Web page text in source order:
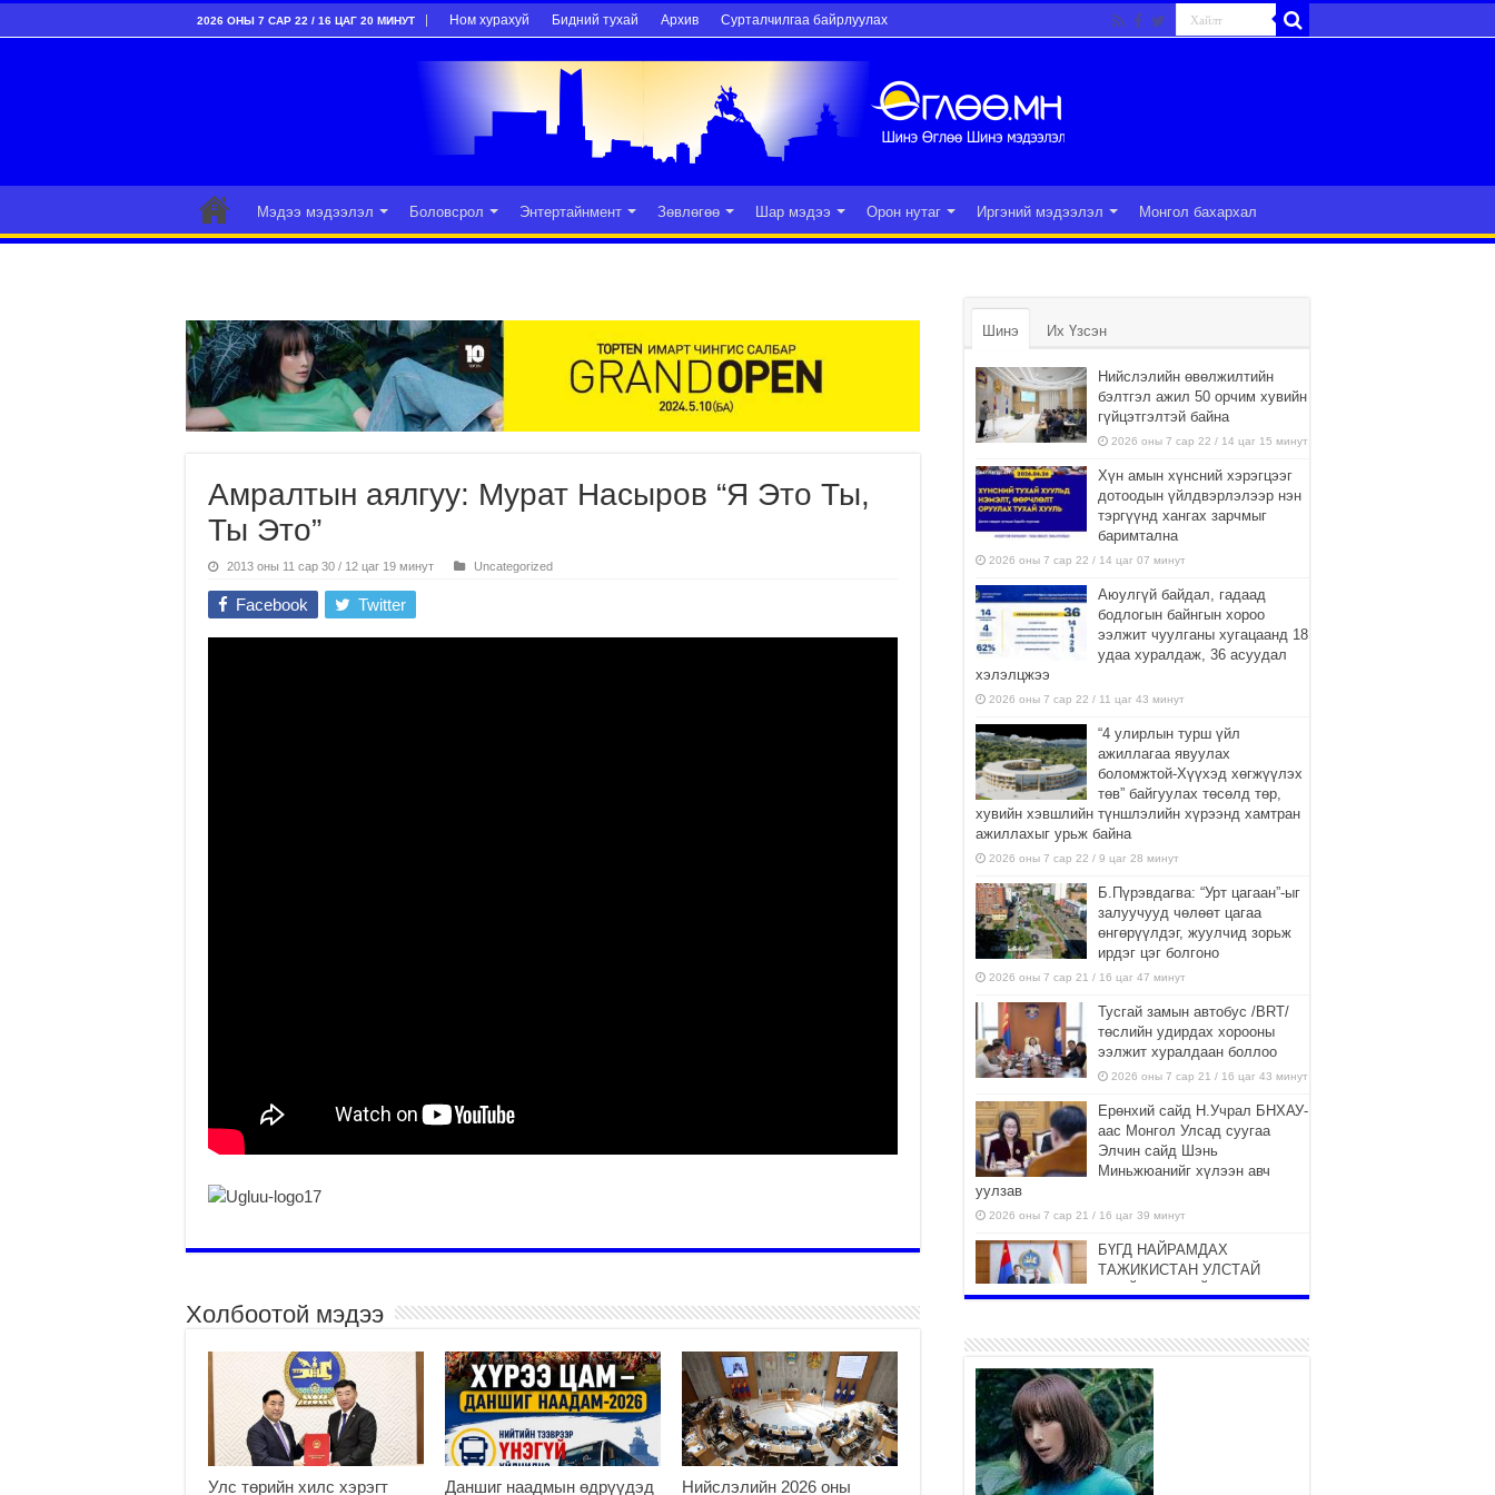
2026 ОНЫ 7 САР 22 / 16 ЦАГ 20 МИНУТ Ном хурахуй Бидний тухай Архив Сурталчилгаа байрлуулах
Мэдээ мэдээлэл Боловсрол Энтертайнмент Зөвлөгөө Шар мэдээ Орон нутаг Иргэний мэдээлэл Монгол бахархал
Амралтын аялгуу: Мурат Насыров “Я Это Ты,
Ты Это”
2013 оны 11 сар 30 / 12 цаг 19 минут Uncategorized
Facebook Twitter
Холбоотой мэдээ
Улс төрийн хилс хэрэгт
Даншиг наадмын өдрүүдэд
Нийслэлийн 2026 оны
Шинэ Их Үзсэн
Нийслэлийн өвөлжилтийн
бэлтгэл ажил 50 орчим хувийн
гүйцэтгэлтэй байна
2026 оны 7 сар 22 / 14 цаг 15 минут
Хүн амын хүнсний хэрэгцээг
дотоодын үйлдвэрлэлээр нэн
тэргүүнд хангах зарчмыг
баримтална
2026 оны 7 сар 22 / 14 цаг 07 минут
Аюулгүй байдал, гадаад
бодлогын байнгын хороо
ээлжит чуулганы хугацаанд 18
удаа хуралдаж, 36 асуудал
хэлэлцжээ
2026 оны 7 сар 22 / 11 цаг 43 минут
“4 улирлын турш үйл
ажиллагаа явуулах
боломжтой-Хүүхэд хөгжүүлэх
төв” байгуулах төсөлд төр,
хувийн хэвшлийн түншлэлийн хүрээнд хамтран
ажиллахыг урьж байна
2026 оны 7 сар 22 / 9 цаг 28 минут
Б.Пүрэвдагва: “Урт цагаан”-ыг
залуучууд чөлөөт цагаа
өнгөрүүлдэг, жуулчид зорьж
ирдэг цэг болгоно
2026 оны 7 сар 21 / 16 цаг 47 минут
Тусгай замын автобус /BRT/
төслийн удирдах хорооны
ээлжит хуралдаан боллоо
2026 оны 7 сар 21 / 16 цаг 43 минут
Ерөнхий сайд Н.Учрал БНХАУ-
аас Монгол Улсад суугаа
Элчин сайд Шэнь
Миньжюанийг хүлээн авч
уулзав
2026 оны 7 сар 21 / 16 цаг 39 минут
БҮГД НАЙРАМДАХ
ТАЖИКИСТАН УЛСТАЙ
26,992 суралцагч хотхоны бага
сургуульд, 8100 суралцагч
төрөлжсөн ахлах сургуульд
суралцана
2026 оны 7 сар 21 / 13 цаг 43 минут
COP17 хурлын үеэрх замын